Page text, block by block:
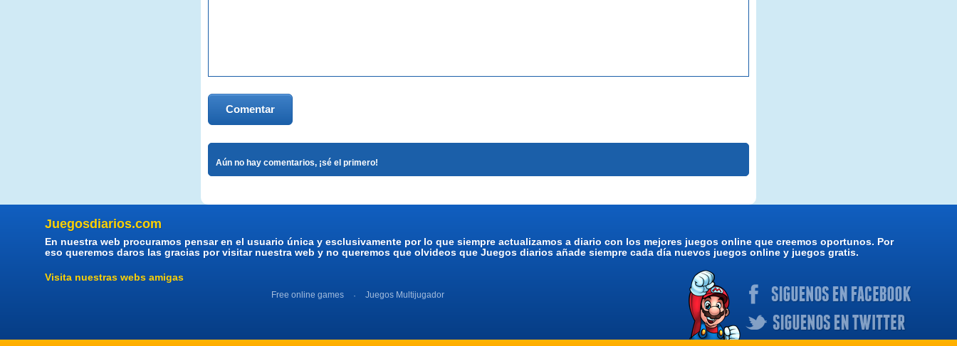
Comentar
Aún no hay comentarios, ¡sé el primero!
Juegosdiarios.com
En nuestra web procuramos pensar en el usuario única y esclusivamente por lo que siempre actualizamos a diario con los mejores juegos online que creemos oportunos. Por
eso queremos daros las gracias por visitar nuestra web y no queremos que olvideos que Juegos diarios añade siempre cada día nuevos juegos online y juegos gratis.
Visita nuestras webs amigas
Free online games Juegos Multijugador